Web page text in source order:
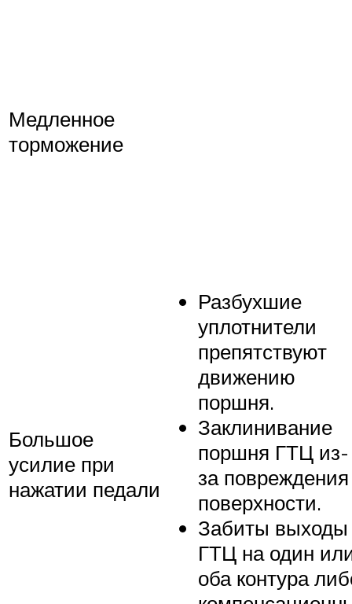
Медленное
торможение
Большое
усилие при
нажатии педали
Разбухшие
уплотнители
препятствуют
движению
поршня.
Заклинивание
поршня ГТЦ из-
за повреждения
поверхности.
Забиты выходы
ГТЦ на один
оба контура